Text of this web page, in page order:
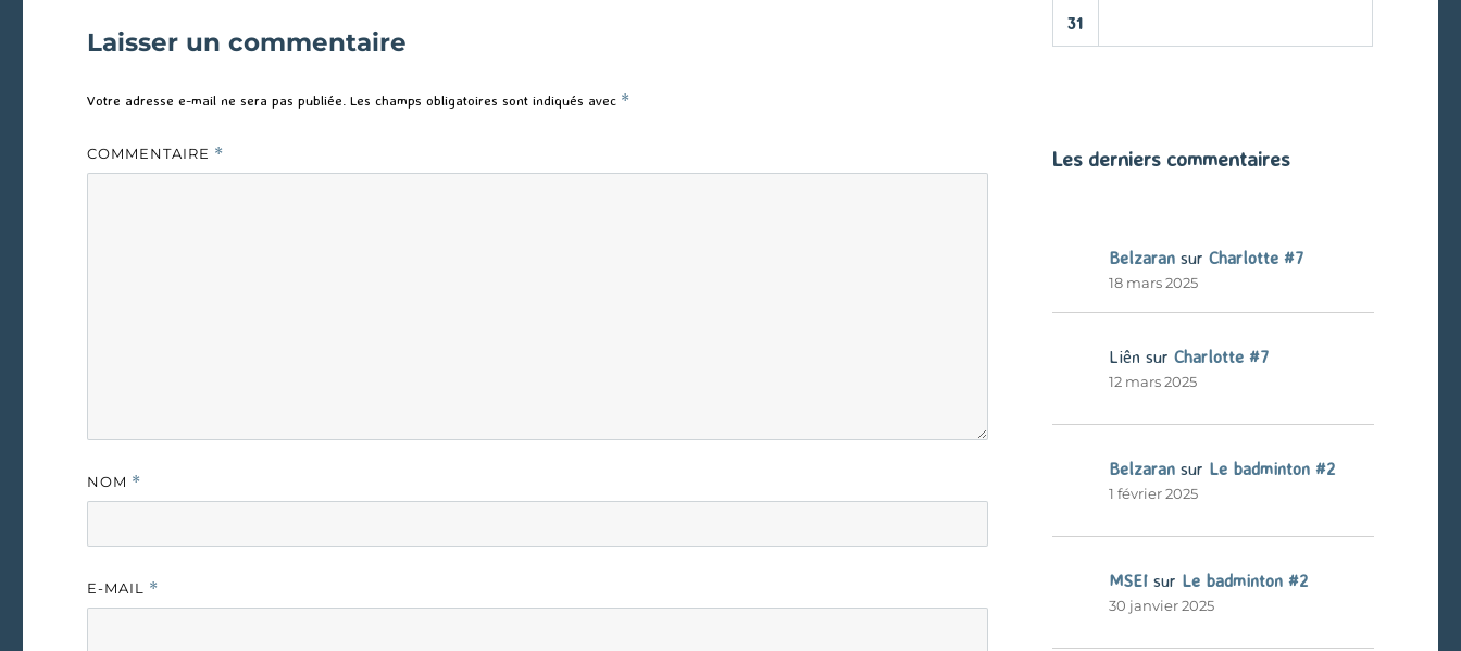
Laisser un commentaire
Votre adresse e-mail ne sera pas publiée. Les champs obligatoires sont indiqués avec *
COMMENTAIRE *
NOM *
E-MAIL *
31
Les derniers commentaires
Belzaransur Charlotte #7
18 mars 2025
Liên sur Charlotte #7
12 mars 2025
Belzaransur Le badminton #2
1 février 2025
MSEIsur Le badminton #2
30 janvier 2025